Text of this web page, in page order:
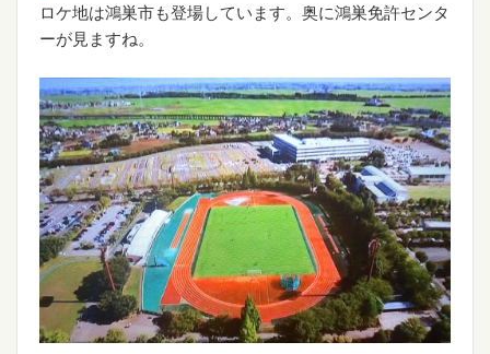
ロケ地は鴻巣市も登場しています。奥に鴻巣免許センタ
ーが見ますね。